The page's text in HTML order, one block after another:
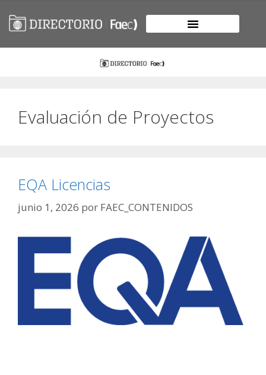
Evaluación de Proyectos
EQA Licencias
junio 1, 2026 por FAEC_CONTENIDOS